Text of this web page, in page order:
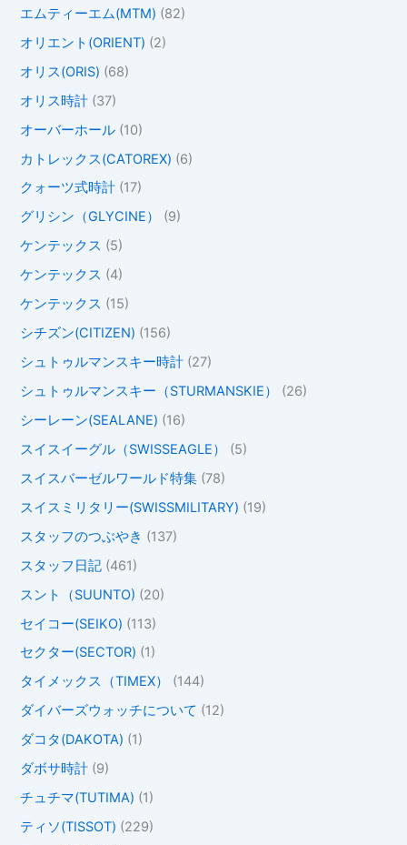
エムティーエム(MTM) (82)
オリエント(ORIENT) (2)
オリス(ORIS) (68)
オリス時計 (37)
オーバーホール (10)
カトレックス(CATOREX) (6)
クォーツ式時計 (17)
グリシン（GLYCINE）
(9)
ケンテックス (5)
ケンテックス (4)
ケンテックス (15)
シチズン(CITIZEN) (156)
シュトゥルマンスキー時計 (27)
シュトゥルマンスキー（STURMANSKIE）
(26)
シーレーン(SEALANE) (16)
スイスイーグル（SWISSEAGLE）
(5)
スイスバーゼルワールド特集 (78)
スイスミリタリー(SWISSMILITARY) (19)
スタッフのつぶやき (137)
スタッフ日記 (461)
スント（SUUNTO) (20)
セイコー(SEIKO) (113)
セクター(SECTOR) (1)
タイメックス（TIMEX）
(144)
ダイバーズウォッチについて (12)
ダコタ(DAKOTA) (1)
ダボサ時計 (9)
チュチマ(TUTIMA) (1)
ティソ(TISSOT) (229)